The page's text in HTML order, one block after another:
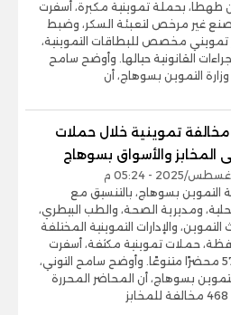
طهطا، بحملة تموينية مكبرة، أسفرت
غير مرخص لتعبئة السكر، وضبط
تمويني مخصص للبطاقات التموينية،
القانونية حيالها. وأوضح سامح
التموين بسوهاج، أن
تحرير 579 مخالفة تموينية خلال حملات
المخابز والأسواق بسوهاج
التموين بسوهاج، بالتنسيق مع
ومديرية الصحة، والطب البيطري،
التموين، والإدارات التموينية المختلفة
حملات تموينية مكثفة، أسفرت
عن تحرير 579 محضرًا متنوعًا. وأوضح سامح التوني،
بسوهاج، أن المحاضر المحررة